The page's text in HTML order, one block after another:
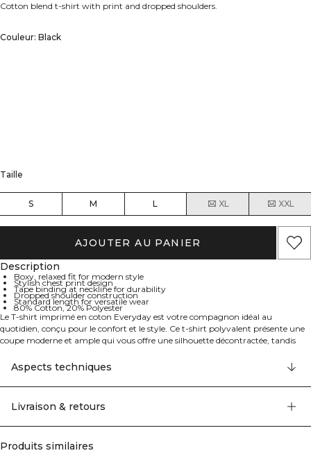
Cotton blend t-shirt with print and dropped shoulders.
Couleur: Black
Taille
S M L XL XXL
AJOUTER AU PANIER
Description
Boxy, relaxed fit for modern style
Stylish chest print design
Tape binding at neckline for durability
Dropped shoulder construction
Standard length for versatile wear
80% Cotton, 20% Polyester
Le T-shirt imprimé en coton Everyday est votre compagnon idéal au
quotidien, conçu pour le confort et le style. Ce t-shirt polyvalent présente une
coupe moderne et ample qui vous offre une silhouette décontractée, tandis
L'impression distinctive sur la poitrine ajoute de la personnalité, alors que des
détails réfléchis comme le ruban de renfort au col offrent un look soigné et fini.
Les épaules tombantes renforcent l'aspect décontracté, en faisant un choix
Aspects techniques
Livraison & retours
Produits similaires